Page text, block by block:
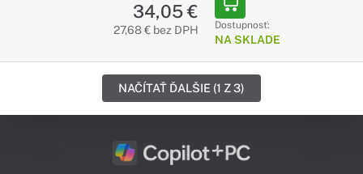
34,05 €
27,68 € bez DPH Dostupnosť:
NA SKLADE
NAČÍTAŤ ĎALŠIE (1 Z 3)